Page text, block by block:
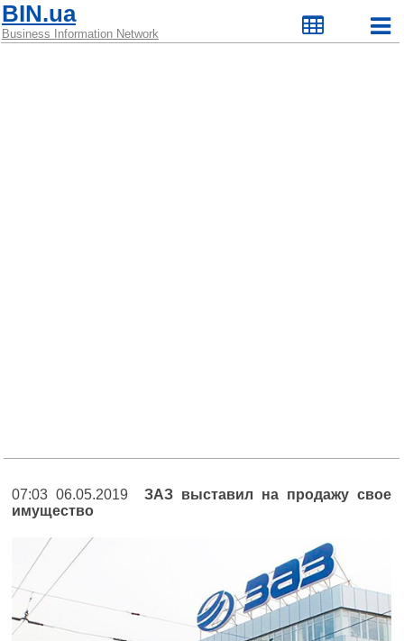
BIN.ua
Business Information Network
07:03 06.05.2019 ЗАЗ выставил на продажу свое
имущество